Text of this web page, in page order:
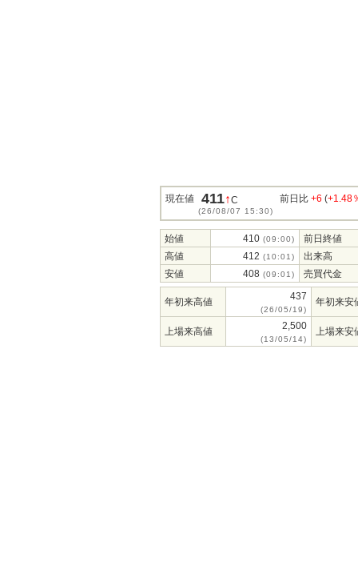
現在値 411↑C
(26/08/07 15:30)
前日比 +6 (+1.48
始値 410 (09:00)
前日終値
高値
412 (10:01)
出来高
安値
408 (09:01) 売買代金
年初来高値 437
(26/05/19)
年初来安
上場来高値 2,500
(13/05/14)
上場来安